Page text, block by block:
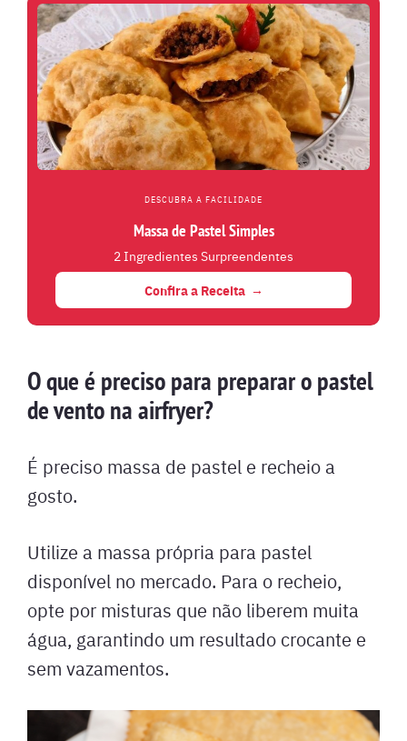
DESCUBRA A FACILIDADE
Massa de Pastel Simples
2 Ingredientes Surpreendentes
Confira a Receita
O que é preciso para preparar o pastel
de vento na airfryer?
É preciso massa de pastel e recheio a
gosto.
Utilize a massa própria para pastel
disponível no mercado. Para o recheio,
opte por misturas que não liberem muita
água, garantindo um resultado crocante e
sem vazamentos.